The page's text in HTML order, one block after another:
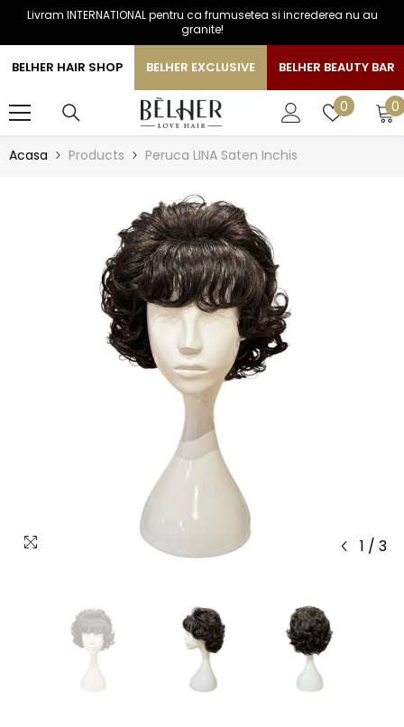
SARI LA CONTINUT
Livram INTERNATIONAL pentru ca frumusetea si increderea nu au
granite!
BELHER HAIR SHOP BELHER EXCLUSIVE BELHER BEAUTY BAR
0 Liste
00
Acasa Products Peruca LINA Saten Inchis
1 / 3